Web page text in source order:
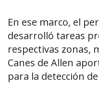
En ese marco, el
desarrolló tareas
respectivas zonas,
Canes de Allen
para la detección